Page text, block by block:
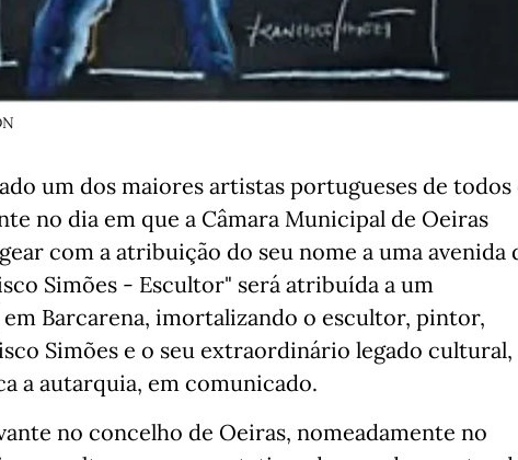
um dos maiores artistas portugueses de todos
no dia em que a Câmara Municipal de Oeiras
com a atribuição do seu nome a uma avenida
Simões - Escultor" será atribuída a um
Barcarena, imortalizando o escultor, pintor,
Simões e o seu extraordinário legado cultural,
a autarquia, em comunicado.
no concelho de Oeiras, nomeadamente no